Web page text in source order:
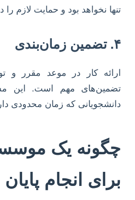
تنها نخواهد بود و حمایت لازم
۴. تضمین زمان‌بندی
ارائه کار در موعد مقرر و
تضمین‌های مهم است. این
دانشجویانی که زمان محدودی
چگونه یک
برای انجام پایان